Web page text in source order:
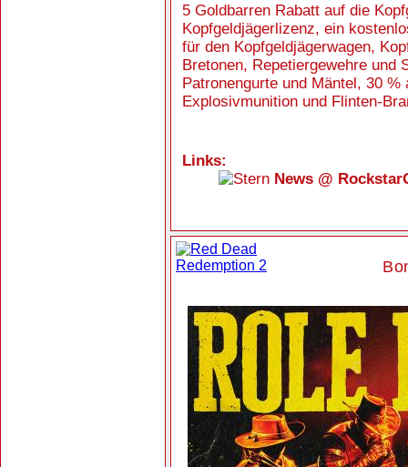
5 Goldbarren Rabatt auf die
Kopfgeldjägerlizenz, ein
für den Kopfgeldjägerwagen,
Bretonen, Repetiergewehre und
Patronengurte und Mäntel, 30
Explosivmunition und Flinten-
Links:
News @